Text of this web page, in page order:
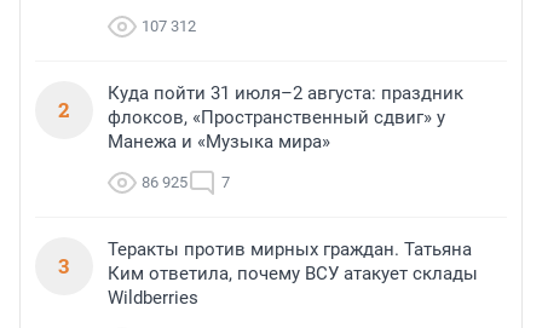
107 312
2
Куда пойти 31 июля–2 августа: праздник
флоксов, «Пространственный сдвиг» у
Манежа и «Музыка мира»
86 925 7
3
Теракты против мирных граждан. Татьяна
Ким ответила, почему ВСУ атакует склады
Wildberries